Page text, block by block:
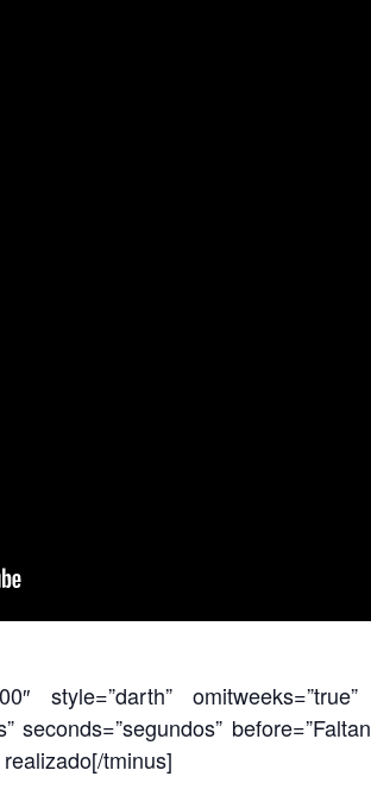
style=”darth” omitweeks=”true”
seconds=”segundos”
tminus]